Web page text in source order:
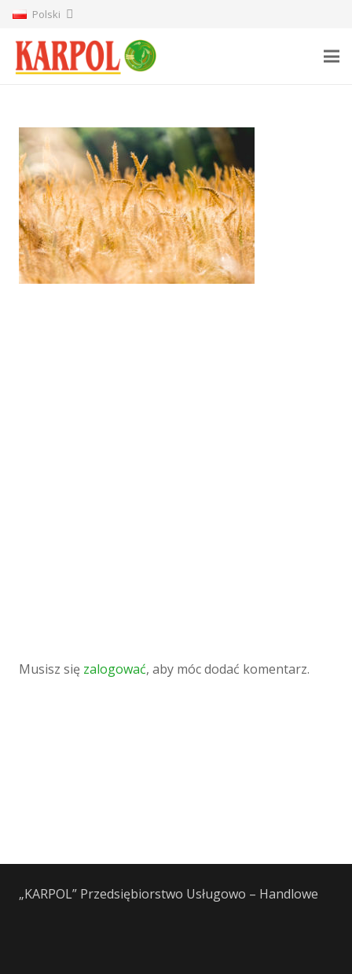
Polski
Musisz się zalogować, aby móc dodać komentarz.
„KARPOL” Przedsiębiorstwo Usługowo – Handlowe